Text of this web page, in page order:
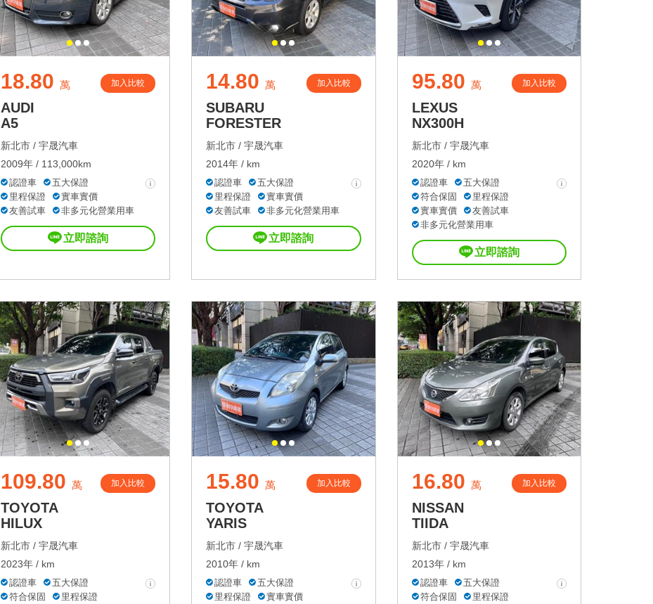
18.80 萬 加入比較
AUDI
A5
新北市 / 宇晟汽車
2009年 / 113,000km
認證車
五大保證
里程保證
實車實價
友善試車
非多元化營業用車
立即諮詢
14.80 萬 加入比較
SUBARU
FORESTER
新北市 / 宇晟汽車
2014年 / km
認證車
五大保證
里程保證
實車實價
友善試車
非多元化營業用車
立即諮詢
95.80 萬 加入比較
LEXUS
NX300H
新北市 / 宇晟汽車
2020年 / km
認證車
五大保證
符合保固
里程保證
實車實價
友善試車
非多元化營業用車
立即諮詢
109.80 萬 加入比較
TOYOTA
HILUX
新北市 / 宇晟汽車
2023年 / km
認證車
五大保證
符合保固
里程保證
15.80 萬 加入比較
TOYOTA
YARIS
新北市 / 宇晟汽車
2010年 / km
認證車
五大保證
里程保證
實車實價
16.80 萬 加入比較
NISSAN
TIIDA
新北市 / 宇晟汽車
2013年 / km
認證車
五大保證
符合保固
里程保證